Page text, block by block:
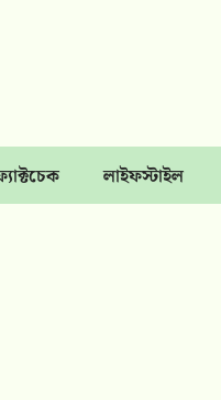
লাইফস্টাইল